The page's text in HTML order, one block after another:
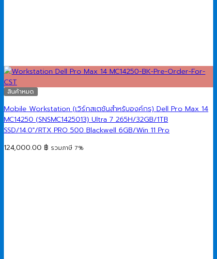
สินค้าหมด
Mobile Workstation (เวิร์กสเตชันสำหรับองค์กร) Dell Pro Max 14
MC14250 (SNSMC1425013) Ultra 7 265H/32GB/1TB
SSD/14.0″/RTX PRO 500 Blackwell 6GB/Win 11 Pro
124,000.00 ฿ รวมภาษี 7%